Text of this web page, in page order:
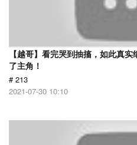
【越哥】看完哭到抽搐，如此真
了主角！
# 213
2021-07-30 10:10